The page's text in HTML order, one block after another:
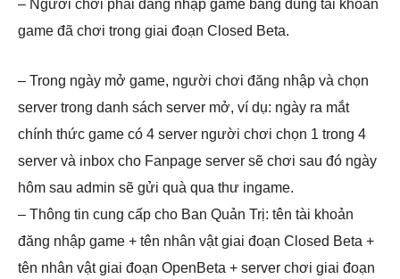
– Người chơi phải đăng nhập game bằng đúng tài khoản
game đã chơi trong giai đoạn Closed Beta.
– Trong ngày mở game, người chơi đăng nhập và chọn
server trong danh sách server mở, ví dụ: ngày ra mắt
chính thức game có 4 server người chơi chọn 1 trong 4
server và inbox cho Fanpage server sẽ chơi sau đó ngày
hôm sau admin sẽ gửi quà qua thư ingame.
– Thông tin cung cấp cho Ban Quản Trị: tên tài khoản
đăng nhập game + tên nhân vật giai đoạn Closed Beta +
tên nhân vật giai đoạn OpenBeta + server chơi giai đoạn